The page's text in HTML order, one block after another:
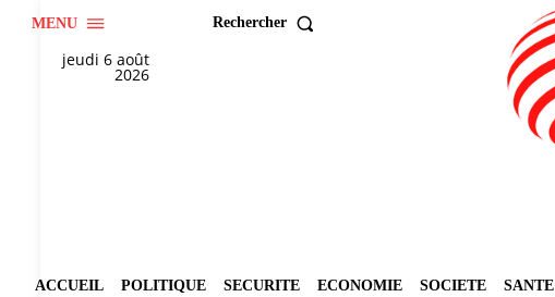
MENU Rechercher
jeudi 6 août
2026
ACCUEIL POLITIQUE SECURITE ECONOMIE SOCIETE SANTE